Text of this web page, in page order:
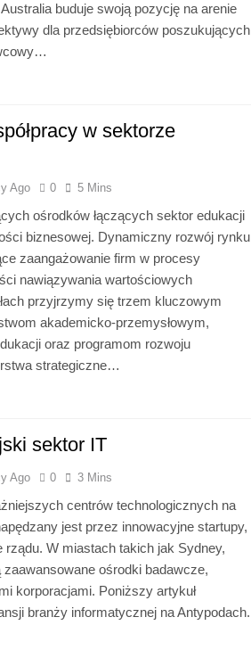
buduje swoją pozycję na arenie
dla przedsiębiorców poszukujących
w sektorze
Ago 0 5 Mins
ośrodków łączących sektor edukacji
biznesowej. Dynamiczny rozwój rynku
zaangażowanie firm w procesy
nawiązywania wartościowych
przyjrzymy się trzem kluczowym
akademicko-przemysłowym,
oraz programom rozwoju
strategiczne…
sektor IT
Ago 0 3 Mins
centrów technologicznych na
jest przez innowacyjne startupy,
W miastach takich jak Sydney,
ośrodki badawcze,
korporacjami. Poniższy artykuł
branży informatycznej na Antypodach.